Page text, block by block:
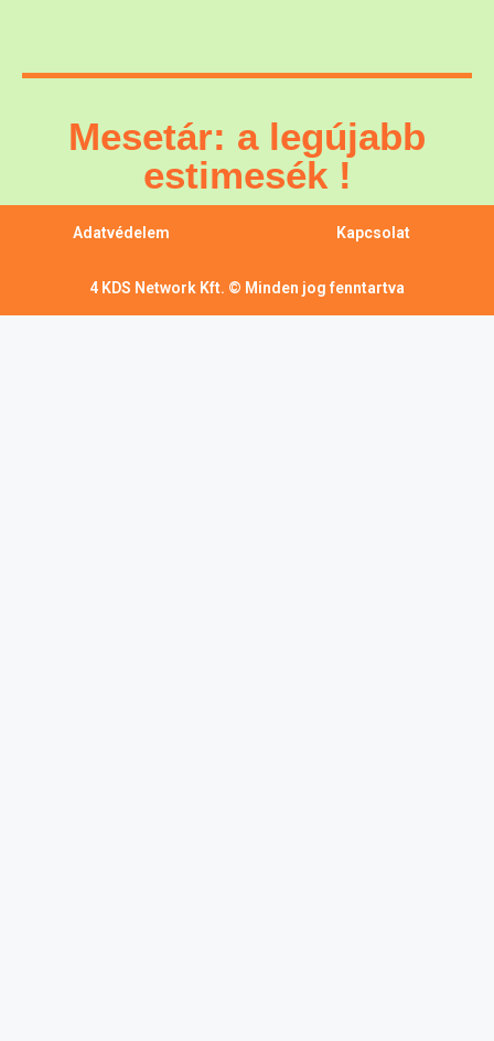
Mesetár: a legújabb
estimesék !
Adatvédelem Kapcsolat
4 KDS Network Kft. © Minden jog fenntartva